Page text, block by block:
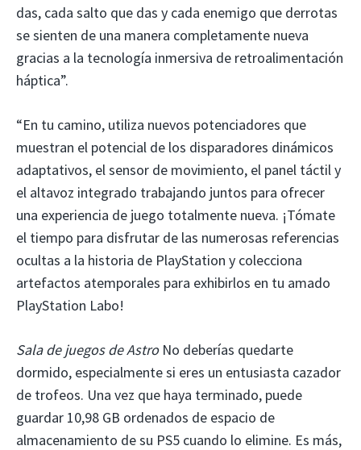
das, cada salto que das y cada enemigo que derrotas
se sienten de una manera completamente nueva
gracias a la tecnología inmersiva de retroalimentación
háptica”.
“En tu camino, utiliza nuevos potenciadores que
muestran el potencial de los disparadores dinámicos
adaptativos, el sensor de movimiento, el panel táctil y
el altavoz integrado trabajando juntos para ofrecer
una experiencia de juego totalmente nueva. ¡Tómate
el tiempo para disfrutar de las numerosas referencias
ocultas a la historia de PlayStation y colecciona
artefactos atemporales para exhibirlos en tu amado
PlayStation Labo!
Sala de juegos de AstroNo deberías quedarte
dormido, especialmente si eres un entusiasta cazador
de trofeos. Una vez que haya terminado, puede
guardar 10,98 GB ordenados de espacio de
almacenamiento de su PS5 cuando lo elimine. Es más,